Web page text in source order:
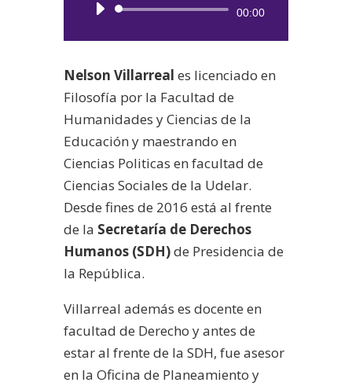
Reproductor
00:00
Nelson Villarreal es licenciado en
Filosofía por la Facultad de
Humanidades y Ciencias de la
Educación y maestrando en
Ciencias Politicas en facultad de
Ciencias Sociales de la Udelar.
Desde fines de 2016 está al frente
de la Secretaría de Derechos
Humanos (SDH)de Presidencia de
la República.
Villarreal además es docente en
facultad de Derecho y antes de
estar al frente de la SDH, fue asesor
en la Oficina de Planeamiento y